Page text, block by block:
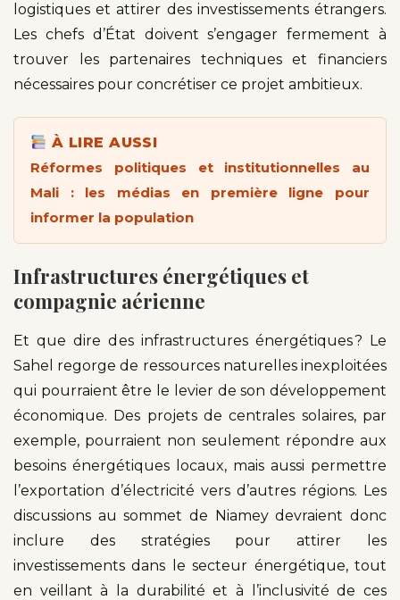
logistiques et attirer des investissements étrangers.
Les chefs d’État doivent s’engager fermement à
trouver les partenaires techniques et financiers
nécessaires pour concrétiser ce projet ambitieux.
À LIRE AUSSI
Réformes politiques et institutionnelles au
Mali : les médias en première ligne pour
informer la population
Infrastructures énergétiques et
compagnie aérienne
Et que dire des infrastructures énergétiques ? Le
Sahel regorge de ressources naturelles inexploitées
qui pourraient être le levier de son développement
économique. Des projets de centrales solaires, par
exemple, pourraient non seulement répondre aux
besoins énergétiques locaux, mais aussi permettre
l’exportation d’électricité vers d’autres régions. Les
discussions au sommet de Niamey devraient donc
inclure des stratégies pour attirer les
investissements dans le secteur énergétique, tout
en veillant à la durabilité et à l’inclusivité de ces